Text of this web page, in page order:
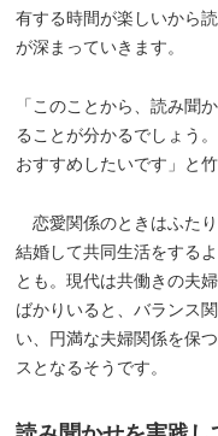
有する時間が楽しいから
が深まっていきます。
「このことから、読み聞
ることが分かるでしょう
おすすめしたいです」と
恋愛関係のときはふたり
結婚して共同生活をする
とも。現代は共働きの夫
ばかりいると、バランス
い、円満な夫婦関係を保
スとなるそうです。